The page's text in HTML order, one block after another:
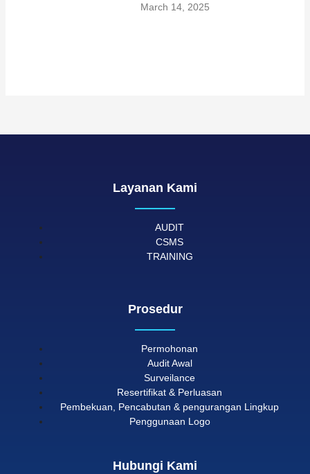
March 14, 2025
Layanan Kami
AUDIT
CSMS
TRAINING
Prosedur
Permohonan
Audit Awal
Surveilance
Resertifikat & Perluasan
Pembekuan, Pencabutan & pengurangan Lingkup
Penggunaan Logo
Hubungi Kami